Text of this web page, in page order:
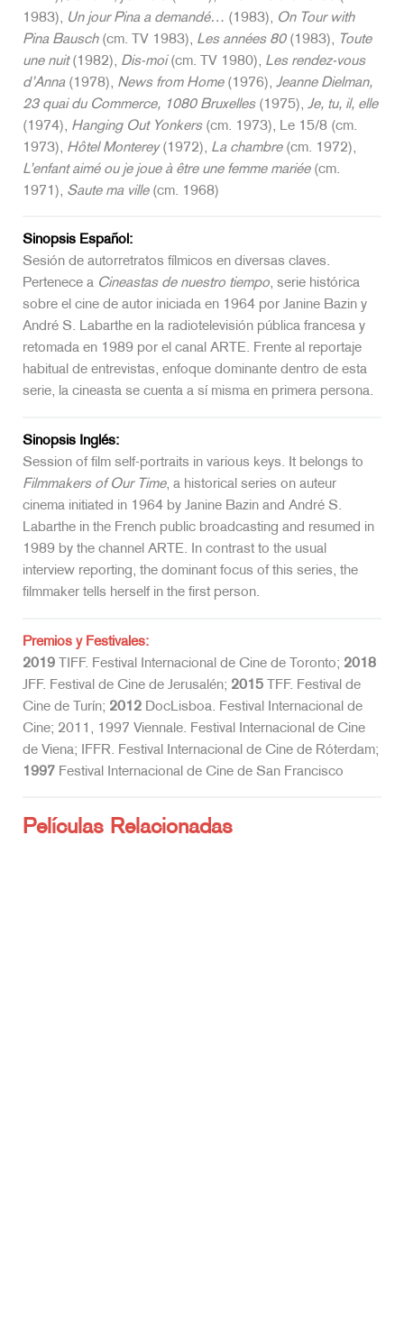
1983), Un jour Pina a demandé… (1983), On Tour with
Pina Bausch(cm. TV 1983), Les années 80(1983), Toute
une nuit(1982), Dis-moi(cm. TV 1980), Les rendez-vous
d’Anna (1978), News from Home(1976), Jeanne Dielman,
23 quai du Commerce, 1080 Bruxelles(1975), Je, tu, il, elle
(1974), Hanging Out Yonkers(cm. 1973), Le 15/8 (cm.
1973), Hôtel Monterey(1972), La chambre(cm. 1972),
L’enfant aimé ou je joue à être une femme mariée(cm.
1971), Saute ma ville(cm. 1968)
Sinopsis Español:
Sesión de autorretratos fílmicos en diversas claves.
Pertenece a Cineastas de nuestro tiempo, serie histórica
sobre el cine de autor iniciada en 1964 por Janine Bazin y
André S. Labarthe en la radiotelevisión pública francesa y
retomada en 1989 por el canal ARTE. Frente al reportaje
habitual de entrevistas, enfoque dominante dentro de esta
serie, la cineasta se cuenta a sí misma en primera persona.
Sinopsis Inglés:
Session of film self-portraits in various keys. It belongs to
Filmmakers of Our Time, a historical series on auteur
cinema initiated in 1964 by Janine Bazin and André S.
Labarthe in the French public broadcasting and resumed in
1989 by the channel ARTE. In contrast to the usual
interview reporting, the dominant focus of this series, the
filmmaker tells herself in the first person.
Premios y Festivales:
2019 TIFF. Festival Internacional de Cine de Toronto; 2018
JFF. Festival de Cine de Jerusalén; 2015 TFF. Festival de
Cine de Turín; 2012 DocLisboa. Festival Internacional de
Cine; 2011, 1997 Viennale. Festival Internacional de Cine
de Viena; IFFR. Festival Internacional de Cine de Róterdam;
1997 Festival Internacional de Cine de San Francisco
Películas Relacionadas